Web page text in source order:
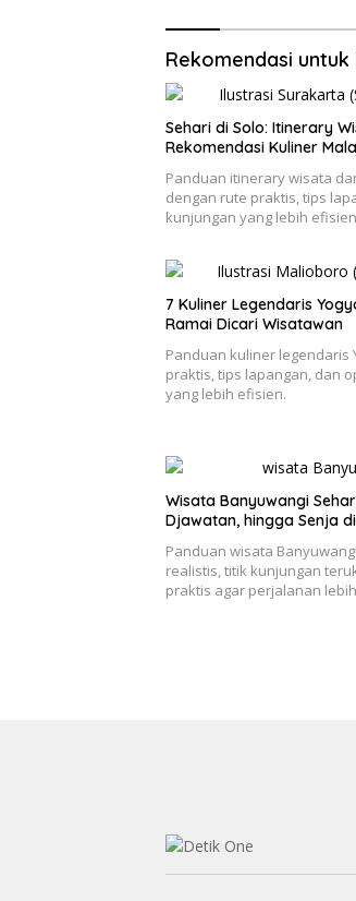
Rekomendasi untuk
Sehari di Solo: Itinerary
Rekomendasi Kuliner
Panduan itinerary wisata
dengan rute praktis, tips
kunjungan yang lebih
7 Kuliner Legendaris
Ramai Dicari Wisatawan
Panduan kuliner legendaris
praktis, tips lapangan, dan
yang lebih efisien.
Wisata Banyuwangi
Djawatan, hingga Senja
Panduan wisata
realistis, titik kunjungan
praktis agar perjalanan